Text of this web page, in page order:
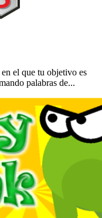
el que tu objetivo es
palabras de...